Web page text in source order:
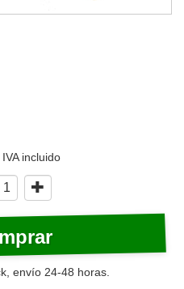
IVA incluido
envío 24-48 horas.